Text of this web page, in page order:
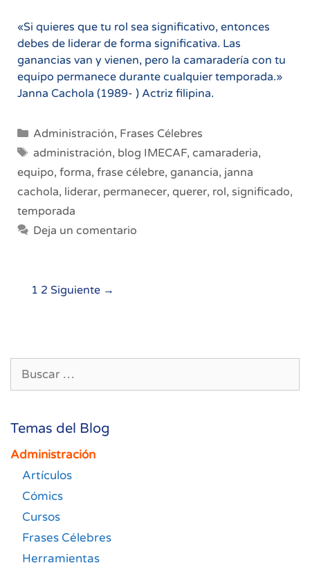
«Si quieres que tu rol sea significativo, entonces
debes de liderar de forma significativa. Las
ganancias van y vienen, pero la camaradería con tu
equipo permanece durante cualquier temporada.»
Janna Cachola (1989- ) Actriz filipina.
Categorías
Administración, Frases Célebres
Etiquetas
administración, blog IMECAF, camaraderia,
equipo, forma, frase célebre, ganancia, janna
cachola, liderar, permanecer, querer, rol, significado,
temporada
Deja un comentario
Navegación
1 2 Siguiente →
Temas del Blog
Administración
Artículos
Cómics
Cursos
Frases Célebres
Herramientas